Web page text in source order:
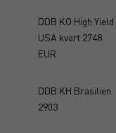
DDB KO High Yield
USA kvart 2748
EUR
DDB KH Brasilien
2903